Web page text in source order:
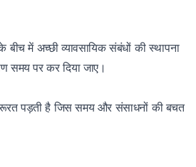
में अच्छी व्यावसायिक संबंधों की स्थापना
समय पर कर दिया जाए।
पड़ती है जिस समय और संसाधनों की बचत